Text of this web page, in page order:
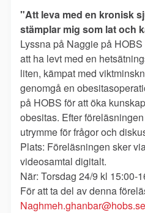
"Att leva med en kronisk
stämplar mig som lat och
Lyssna på Naggie på
att ha levt med en
liten, kämpat med
genomgå en
på HOBS för att öka
obesitas. Efter
utrymme för frågor och
Plats: Föreläsningen sker
videosamtal digitalt.
När: Torsdag 24/9 kl 15:00-
För att ta del av denna
Naghmeh.ghanbar@hobs.se